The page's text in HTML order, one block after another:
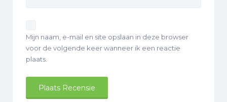
Mijn naam, e-mail en site opslaan in deze browser
voor de volgende keer wanneer ik een reactie
plaats.